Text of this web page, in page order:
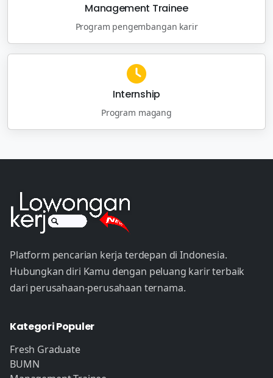
Management Trainee
Program pengembangan karir
Internship
Program magang
Platform pencarian kerja terdepan di Indonesia.
Hubungkan diri Kamu dengan peluang karir terbaik
dari perusahaan-perusahaan ternama.
Kategori Populer
Fresh Graduate
BUMN